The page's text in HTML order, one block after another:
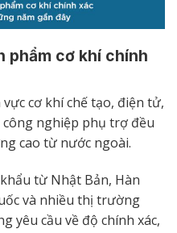
phẩm cơ khí chính
cơ khí chế tạo, điện tử,
nghiệp phụ trợ đều
cao từ nước ngoài.
từ Nhật Bản, Hàn
và nhiều thị trường
yêu cầu về độ chính xác,